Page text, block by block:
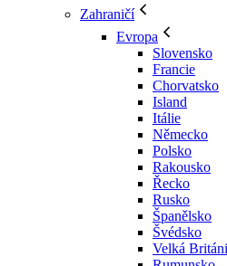
Zahraničí
Evropa
Slovensko
Francie
Chorvatsko
Island
Itálie
Německo
Polsko
Rakousko
Řecko
Rusko
Španělsko
Švédsko
Velká